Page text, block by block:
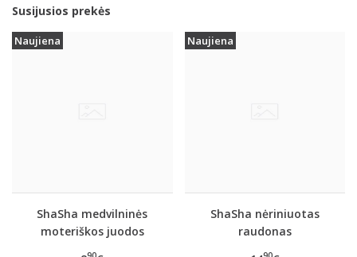
Susijusios prekės
Naujiena
ShaSha medvilninės
moteriškos juodos
Naujiena
ShaSha nėriniuotas
raudonas